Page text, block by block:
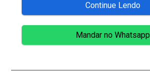
Continue Lendo
Mandar no Whatsapp